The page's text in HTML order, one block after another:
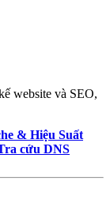
website và SEO,
& Hiệu Suất
cứu DNS